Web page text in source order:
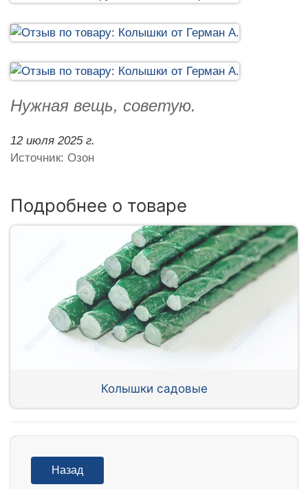
Нужная вещь, советую.
12 июля 2025 г.
Источник: Озон
Подробнее о товаре
Колышки садовые
Назад